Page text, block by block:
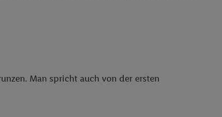
Man spricht auch von der ersten